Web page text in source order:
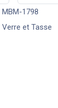
MBM-1798
Verre et Tasse